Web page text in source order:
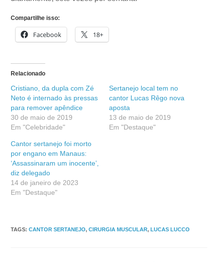
Compartilhe isso:
Facebook 18+
Relacionado
Cristiano, da dupla com Zé
Neto é internado às pressas
para remover apêndice
30 de maio de 2019
Em "Celebridade"
Sertanejo local tem no
cantor Lucas Rêgo nova
aposta
13 de maio de 2019
Em "Destaque"
Cantor sertanejo foi morto
por engano em Manaus:
‘Assassinaram um inocente’,
diz delegado
14 de janeiro de 2023
Em "Destaque"
TAGS:CANTOR SERTANEJO, CIRURGIA MUSCULAR, LUCAS LUCCO